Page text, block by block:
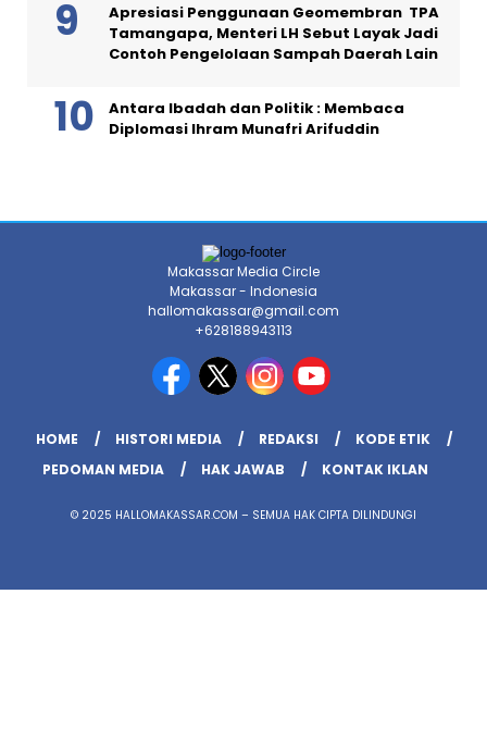
Apresiasi Penggunaan Geomembran TPA
Tamangapa, Menteri LH Sebut Layak Jadi
Contoh Pengelolaan Sampah Daerah Lain
Antara Ibadah dan Politik : Membaca
Diplomasi Ihram Munafri Arifuddin
Makassar Media Circle
Makassar - Indonesia
hallomakassar@gmail.com
+628188943113
HOME HISTORI MEDIA REDAKSI
KODE ETIK
PEDOMAN MEDIA
HAK JAWAB KONTAK IKLAN
© 2025 HALLOMAKASSAR.COM – SEMUA HAK CIPTA DILINDUNGI